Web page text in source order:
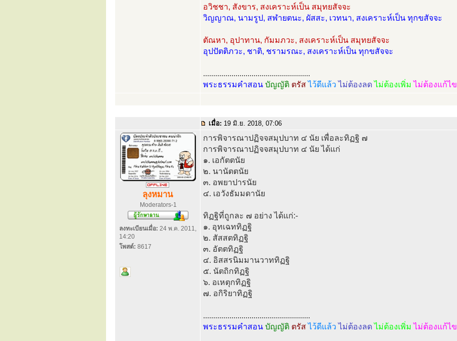
อวิชชา, สังขาร, สงเคราะห์เป็น สมุทยสัจจะ
วิญญาณ, นามรูป, สฬายตนะ, ผัสสะ, เวทนา, สงเคราะห์เป็น ทุกขสัจจะ
ตัณหา, อุปาทาน, กัมมภวะ, สงเคราะห์เป็น สมุทยสัจจะ
อุปปัตติภวะ, ชาติ, ชรามรณะ, สงเคราะห์เป็น ทุกขสัจจะ
.....................................................
พระธรรมคำสอน บัญญัติ ตรัสไว้ดีแล้วไม่ต้องลดไม่ต้องเพิ่ม ไม่ต้องแก้ไข
เมื่อ: 19 มิ.ย. 2018, 07:06
ลุงหมาน
Moderators-1
ลงทะเบียนเมื่อ: 24 พ.ค. 2011,
14:20
โพสต์: 8617
การพิจารณาปฏิจจสมุปบาท ๔ นัย เพื่อละทิฏฐิ ๗
การพิจารณาปฏิจจสมุปบาท ๔ นัย ได้แก่
๑. เอกัตตนัย
๒. นานัตตนัย
๓. อพยาปารนัย
๔. เอวังธัมมดานัย
ทิฏฐิที่ถูกละ ๗ อย่าง ได้แก่:-
๑. อุทเฉททิฏฐิ
๒. สัสสตทิฏฐิ
๓. อัตตทิฏฐิ
๔. อิสสรนิมมานวาททิฏฐิ
๕. นัตถิกทิฏฐิ
๖. อเหตุกทิฏฐิ
๗. อกิริยาทิฏฐิ
.....................................................
พระธรรมคำสอน บัญญัติ ตรัสไว้ดีแล้วไม่ต้องลดไม่ต้องเพิ่ม ไม่ต้องแก้ไข